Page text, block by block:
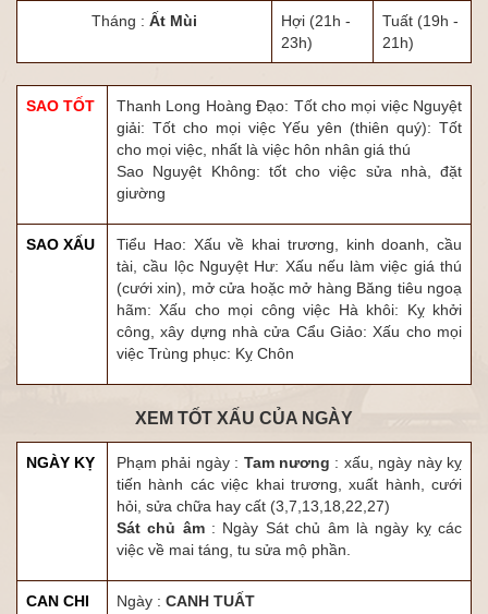
Tháng : Ất Mùi Hợi (21h -
23h)
Tuất (19h -
21h)
SAO TỐT
Thanh Long Hoàng Đạo: Tốt cho mọi việc Nguyệt
giải: Tốt cho mọi việc Yếu yên (thiên quý): Tốt
cho mọi việc, nhất là việc hôn nhân giá thú
Sao Nguyệt Không: tốt cho việc sửa nhà, đặt
giường
SAO XẤU
Tiểu Hao: Xấu về khai trương, kinh doanh, cầu
tài, cầu lộc Nguyệt Hư: Xấu nếu làm việc giá thú
(cưới xin), mở cửa hoặc mở hàng Băng tiêu ngoạ
hãm: Xấu cho mọi công việc Hà khôi: Kỵ khởi
công, xây dựng nhà cửa Cẩu Giảo: Xấu cho mọi
việc Trùng phục: Kỵ Chôn
XEM TỐT XẤU CỦA NGÀY
NGÀY KỴ Phạm phải ngày : Tam nương : xấu, ngày này kỵ
tiến hành các việc khai trương, xuất hành, cưới
hỏi, sửa chữa hay cất (3,7,13,18,22,27)
Sát chủ âm: Ngày Sát chủ âm là ngày kỵ các
việc về mai táng, tu sửa mộ phần.
CAN CHI Ngày : CANH TUẤT